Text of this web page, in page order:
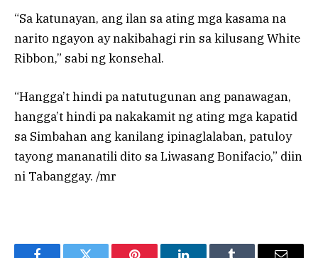
“Sa katunayan, ang ilan sa ating mga kasama na
narito ngayon ay nakibahagi rin sa kilusang White
Ribbon,” sabi ng konsehal.
“Hangga’t hindi pa natutugunan ang panawagan,
hangga’t hindi pa nakakamit ng ating mga kapatid
sa Simbahan ang kanilang ipinaglalaban, patuloy
tayong mananatili dito sa Liwasang Bonifacio,” diin
ni Tabanggay. /mr